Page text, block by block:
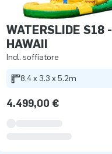
WATERSLIDE S18 -
HAWAII
Incl. soffiatore
8.4 x 3.3 x 5.2m
4.499,00 €